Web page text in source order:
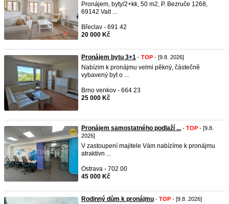
Pronájem, byty/2+kk, 50 m2, P. Bezruče 1268,
69142 Valt ...
Břeclav - 691 42
20 000 Kč
Pronájem bytu 3+1 - TOP - [9.8. 2026]
Nabízim k pronájmu velmi pĕkný, částečnĕ
vybavený byt o ...
Brno venkov - 664 23
25 000 Kč
Pronájem samostatného podlaží ... - TOP - [9.8.
2026]
V zastoupení majitele Vám nabízíme k pronájmu
atraktivn ...
Ostrava - 702 00
45 000 Kč
Rodinný dům k pronájmu - TOP - [9.8. 2026]